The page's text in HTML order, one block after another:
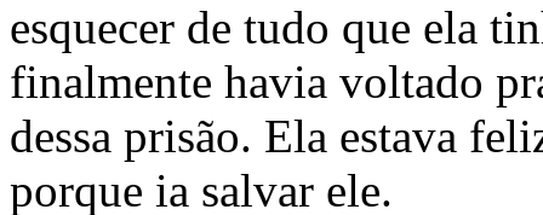
esquecer de tudo que ela
finalmente havia voltado
dessa prisão. Ela estava
porque ia salvar ele.